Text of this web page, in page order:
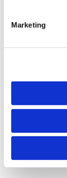
Marketing